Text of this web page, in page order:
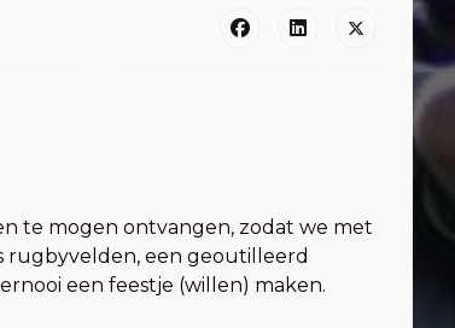
te mogen ontvangen, zodat we met
rugbyvelden, een geoutilleerd
een feestje (willen) maken.